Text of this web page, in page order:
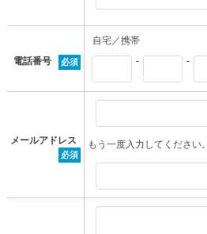
電話番号 必須
自宅／携帯
-
-
メールアドレス
必須
もう一度入力してください。